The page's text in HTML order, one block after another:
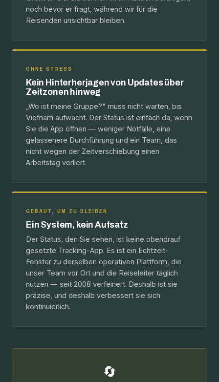
noch bevor er fragt, während wir für die
Reisenden unsichtbar bleiben.
OHNE STRESS
Kein Hinterherjagen von Updates über
Zeitzonen hinweg
„Wo ist meine Gruppe?" muss nicht warten, bis
Vietnam aufwacht. Der Status ist einfach da, wenn
Sie die App öffnen — weniger Notfälle, eine
gelassenere Durchführung und ein Team, das
nicht wegen der Zeitverschiebung einen
Arbeitstag verliert.
GEBAUT, UM ZU BLEIBEN
Ein System, kein Aufsatz
Der Status, den Sie sehen, ist keine obendrauf
gesetzte Tracking-App. Es ist ein Echtzeit-
Fenster zu derselben operativen Plattform, die
unser Team vor Ort und die Reiseleiter täglich
nutzen — seit 2008 verfeinert. Deshalb ist sie
präzise, und deshalb verbessert sie sich
kontinuierlich.
🔄